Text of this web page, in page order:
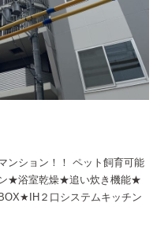
ンション！！ ペット飼育可能
★浴室乾燥★追い炊き機能★
２口システムキッチン